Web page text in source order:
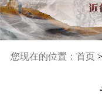
您现在的位置： 首页>